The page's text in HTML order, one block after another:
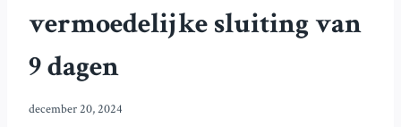
vermoedelijke sluiting van
9 dagen
december 20, 2024